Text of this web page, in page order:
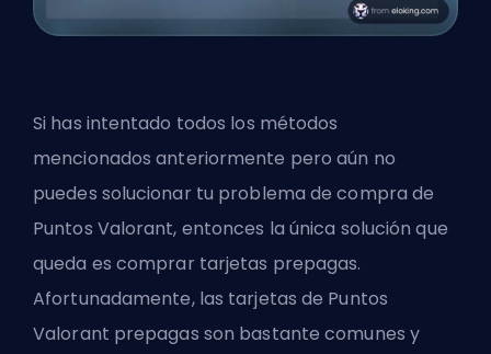
Si has intentado todos los métodos
mencionados anteriormente pero aún no
puedes solucionar tu problema de compra de
Puntos Valorant, entonces la única solución que
queda es comprar tarjetas prepagas.
Afortunadamente, las tarjetas de Puntos
Valorant prepagas son bastante comunes y